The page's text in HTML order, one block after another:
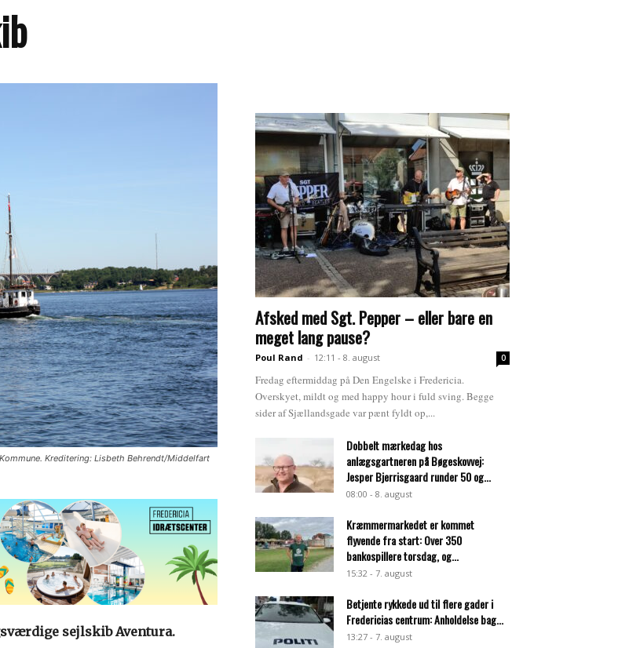
Kreditering: Lisbeth Behrendt/Middelfart
sejlskib Aventura.
Afsked med Sgt. Pepper – eller bare en
meget lang pause?
Poul Rand - 12:11 - 8. august 0
Fredag eftermiddag på Den Engelske i Fredericia.
Overskyet, mildt og med happy hour i fuld sving. Begge
sider af Sjællandsgade var pænt fyldt op,...
Dobbelt mærkedag hos
anlægsgartneren på Bøgeskovvej:
Jesper Bjerrisgaard runder 50 og...
08:00 - 8. august
Kræmmermarkedet er kommet
flyvende fra start: Over 350
bankospillere torsdag, og...
15:32 - 7. august
Betjente rykkede ud til flere gader i
Fredericias centrum: Anholdelse bag...
13:27 - 7. august